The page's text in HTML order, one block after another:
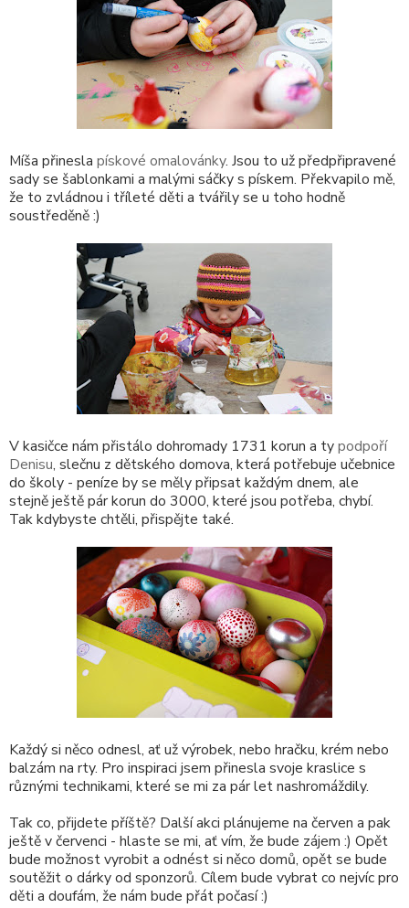
Míša přinesla pískové omalovánky. Jsou to už předpřipravené
sady se šablonkami a malými sáčky s pískem. Překvapilo mě,
že to zvládnou i tříleté děti a tvářily se u toho hodně
soustředěně :)
V kasičce nám přistálo dohromady 1731 korun a typodpoří
Denisu, slečnu z dětského domova, která potřebuje učebnice
do školy - peníze by se měly připsat každým dnem, ale
stejně ještě pár korun do 3000, které jsou potřeba, chybí.
Tak kdybyste chtěli, přispějte také.
Každý si něco odnesl, ať už výrobek, nebo hračku, krém nebo
balzám na rty. Pro inspiraci jsem přinesla svoje kraslice s
různými technikami, které se mi za pár let nashromáždily.
Tak co, přijdete příště? Další akci plánujeme na červen a pak
ještě v červenci - hlaste se mi, ať vím, že bude zájem :) Opět
bude možnost vyrobit a odnést si něco domů, opět se bude
soutěžit o dárky od sponzorů. Cílem bude vybrat co nejvíc pro
děti a doufám, že nám bude přát počasí :)